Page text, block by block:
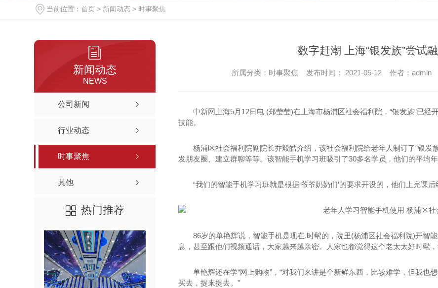
当前位置： 首页 > 新闻动态 > 时事聚焦
新闻动态
NEWS
公司新闻
行业动态
时事聚焦
其他
热门推荐
数字赶潮 上海“银发族”尝试
所属分类：时事聚焦 发布时间： 2021-05-12 作者：admin
中新网上海5月12日电 (郑莹莹)在上海市杨浦区社会福利院，“银发族”已
技能。
杨浦区社会福利院副院长乔毅皓介绍，该社会福利院给老年人制订了“银发
发朋友圈、建立群聊等等。该智能手机学习班吸引了30多名学员，他们的平均年
“我们的智能手机学习班就是根据‘爷爷奶奶们’的要求开设的，他们上完课
86岁的单艳辉说，智能手机是现在.时髦的，院里(杨浦区社会福利院)开智
息，甚至跟他们视频通话，大家越来越亲密。人家也都觉得这个老太太好时髦
单艳辉还在学“网上购物”，“对我们来讲是个新鲜东西，比较难学，但我
买去，提来提去。”